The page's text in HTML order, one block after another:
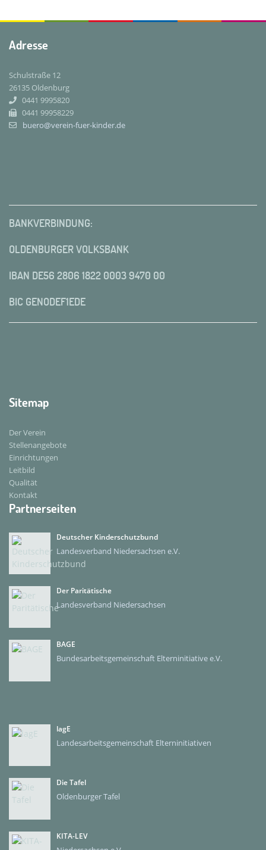
Adresse
Schulstraße 12
26135 Oldenburg
0441 9995820
0441 99958229
buero@verein-fuer-kinder.de
BANKVERBINDUNG:
OLDENBURGER VOLKSBANK
IBAN DE56 2806 1822 0003 9470 00
BIC GENODEF1EDE
Sitemap
Der Verein
Stellenangebote
Einrichtungen
Leitbild
Qualität
Kontakt
Partnerseiten
Deutscher Kinderschutzbund
Landesverband Niedersachsen e.V.
Der Paritätische
Landesverband Niedersachsen
BAGE
Bundesarbeitsgemeinschaft Elterninitiative e.V.
lagE
Landesarbeitsgemeinschaft Elterninitiativen
Die Tafel
Oldenburger Tafel
KITA-LEV